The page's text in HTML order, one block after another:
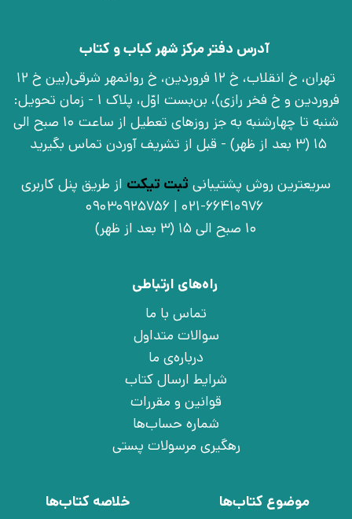
آدرس دفتر مرکز شهر کباب و کتاب
تهران، خ انقلاب، خ 12 فروردین، خ روانمهر شرقی(بین خ 12
فروردین و خ فخر رازی)، بن‌بست اوّل، پلاک 1 - زمان تحویل:
شنبه تا چهارشنبه به جز روزهای تعطیل از ساعت 10 صبح الی
15 (3 بعد از ظهر) - قبل از تشریف آوردن تماس بگیرید
سریعترین روش پشتیبانی ثبت تیکت از طریق پنل کاربری
021-66410976 | 09030925756
10 صبح الی 15 (3 بعد از ظهر)
راه‌های ارتباطی
تماس با ما
سوالات متداول
درباره‌ی ما
شرایط ارسال کتاب
قوانین و مقررات
شماره حساب‌ها
رهگیری مرسولات پستی
موضوع کتاب‌ها
خلاصه کتاب‌ها